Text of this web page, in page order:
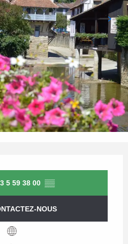
5 59 38 00 ▒▒
NOUS